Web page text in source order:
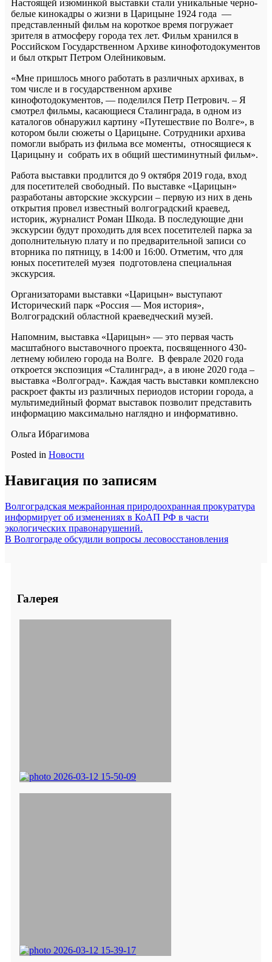
Настоящей изюминкой выставки стали уникальные черно-
белые кинокадры о жизни в Царицыне 1924 года —
представленный фильм на короткое время погружает
зрителя в атмосферу города тех лет. Фильм хранился в
Российском Государственном Архиве кинофотодокументов
и был открыт Петром Олейниковым.
«Мне пришлось много работать в различных архивах, в
том числе и в государственном архиве
кинофотодокументов, — поделился Петр Петрович. – Я
смотрел фильмы, касающиеся Сталинграда, в одном из
каталогов обнаружил картину «Путешествие по Волге», в
котором были сюжеты о Царицыне. Сотрудники архива
помогли выбрать из фильма все моменты, относящиеся к
Царицыну и собрать их в общий шестиминутный фильм».
Работа выставки продлится до 9 октября 2019 года, вход
для посетителей свободный. По выставке «Царицын»
разработаны авторские экскурсии – первую из них в день
открытия провел известный волгоградский краевед,
историк, журналист Роман Шкода. В последующие дни
экскурсии будут проходить для всех посетителей парка за
дополнительную плату и по предварительной записи со
вторника по пятницу, в 14:00 и 16:00. Отметим, что для
юных посетителей музея подготовлена специальная
экскурсия.
Организаторами выставки «Царицын» выступают
Исторический парк «Россия — Моя история»,
Волгоградский областной краеведческий музей.
Напомним, выставка «Царицын» — это первая часть
масштабного выставочного проекта, посвященного 430-
летнему юбилею города на Волге. В феврале 2020 года
откроется экспозиция «Сталинград», а в июне 2020 года –
выставка «Волгоград». Каждая часть выставки комплексно
раскроет факты из различных периодов истории города, а
мультимедийный формат выставок позволит представить
информацию максимально наглядно и информативно.
Ольга Ибрагимова
Posted in Новости
Навигация по записям
Волгоградская межрайонная природоохранная прокуратура
информирует об изменениях в КоАП РФ в части
экологических правонарушений.
В Волгограде обсудили вопросы лесовосстановления
Галерея